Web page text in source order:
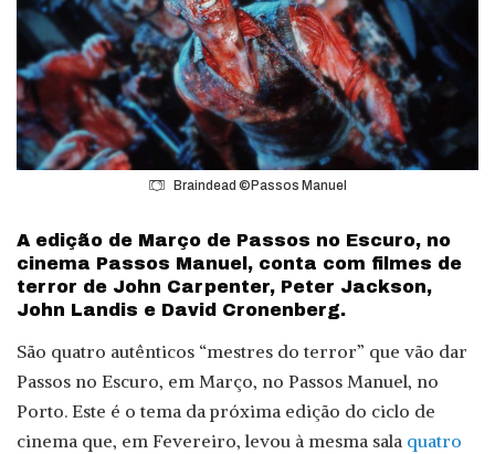
Braindead ©Passos Manuel
A edição de Março de Passos no Escuro, no
cinema Passos Manuel, conta com filmes de
terror de John Carpenter, Peter Jackson,
John Landis e David Cronenberg.
São quatro autênticos “mestres do terror” que vão dar
Passos no Escuro, em Março, no Passos Manuel, no
Porto. Este é o tema da próxima edição do ciclo de
cinema que, em Fevereiro, levou à mesma sala quatro